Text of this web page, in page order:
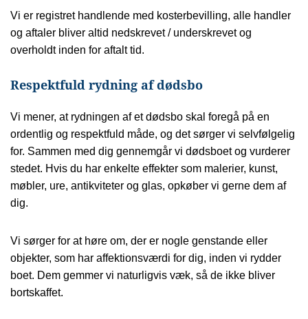
Vi er registret handlende med kosterbevilling, alle handler
og aftaler bliver altid nedskrevet / underskrevet og
overholdt inden for aftalt tid.
Respektfuld rydning af dødsbo
Vi mener, at rydningen af et dødsbo skal foregå på en
ordentlig og respektfuld måde, og det sørger vi selvfølgelig
for. Sammen med dig gennemgår vi dødsboet og vurderer
stedet. Hvis du har enkelte effekter som malerier, kunst,
møbler, ure, antikviteter og glas, opkøber vi gerne dem af
dig.
Vi sørger for at høre om, der er nogle genstande eller
objekter, som har affektionsværdi for dig, inden vi rydder
boet. Dem gemmer vi naturligvis væk, så de ikke bliver
bortskaffet.